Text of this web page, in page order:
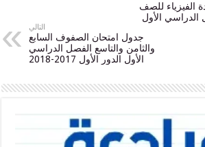
للصف
جدول امتحان الصفوف السابع
والثامن والتاسع الفصل الدراسي
الأول الدور الأول 2017-2018